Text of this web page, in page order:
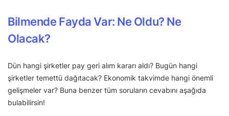
Bilmende Fayda Var: Ne Oldu? Ne
Olacak?
Dün hangi şirketler pay geri alım kararı aldı? Bugün hangi
şirketler temettü dağıtacak? Ekonomik takvimde hangi önemli
gelişmeler var? Buna benzer tüm soruların cevabını aşağıda
bulabilirsin!